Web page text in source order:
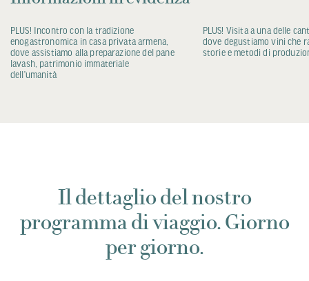
PLUS! Incontro con la tradizione
enogastronomica in casa privata armena,
dove assistiamo alla preparazione del pane
lavash, patrimonio immateriale
dell’umanità
PLUS! Visita a una delle
dove degustiamo vini che
storie e metodi di
Il dettaglio del nostro
programma di viaggio. Giorno
per giorno.